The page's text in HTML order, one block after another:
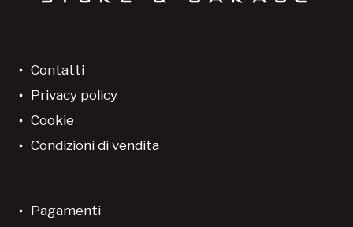
Contatti
Privacy policy
Cookie
Condizioni di vendita
Pagamenti